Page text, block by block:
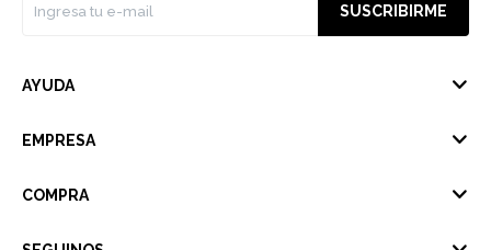
SUSCRIBIRME
AYUDA
EMPRESA
COMPRA